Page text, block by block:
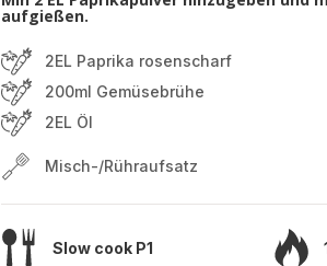
aufgießen.
2EL Paprika rosenscharf
200ml Gemüsebrühe
2EL Öl
Misch-/Rühraufsatz
Slow cook P1